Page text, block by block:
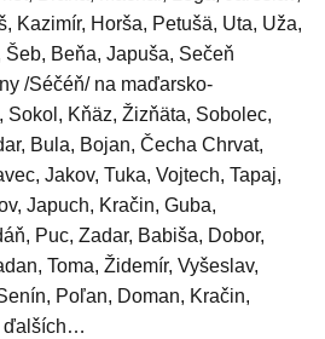
Kazimír, Horša, Petušä, Uta, Uža,
Beňa, Japuša, Sečeň
/Séčéň/ na maďarsko-
Kňäz, Žizňäta, Sobolec,
Bula, Bojan, Čecha Chrvat,
Jakov, Tuka, Vojtech, Tapaj,
Japuch, Kračin, Guba,
Puc, Zadar, Babiša, Dobor,
Toma, Židemír, Vyšeslav,
Poľan, Doman, Kračin,
ďalších…